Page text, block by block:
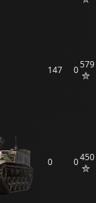
147 0579
0 0450